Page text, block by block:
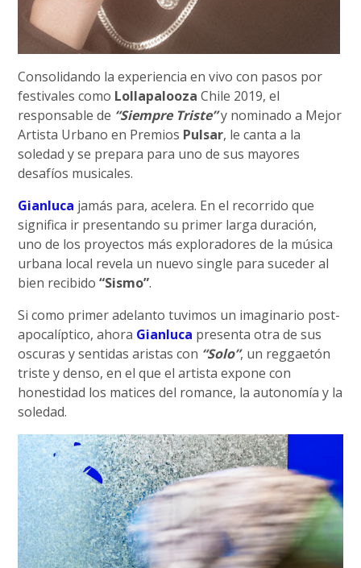
Consolidando la experiencia en vivo con pasos por
festivales como Lollapalooza Chile 2019, el
responsable de “Siempre Triste”y nominado a Mejor
Artista Urbano en Premios Pulsar, le canta a la
soledad y se prepara para uno de sus mayores
desafíos musicales.
Gianluca jamás para, acelera. En el recorrido que
significa ir presentando su primer larga duración,
uno de los proyectos más exploradores de la música
urbana local revela un nuevo single para suceder al
bien recibido“Sismo”.
Si como primer adelanto tuvimos un imaginario post-
apocalíptico, ahora Gianluca presenta otra de sus
oscuras y sentidas aristas con “Solo”, un reggaetón
triste y denso, en el que el artista expone con
honestidad los matices del romance, la autonomía y la
soledad.